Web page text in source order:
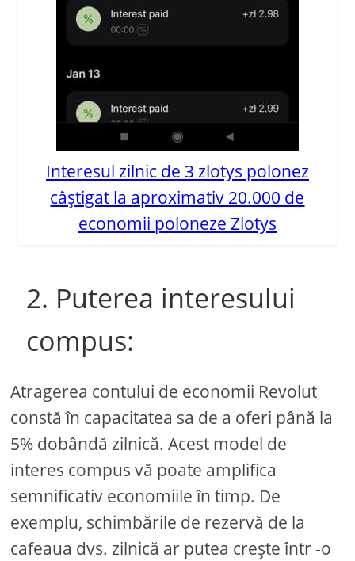
Interesul zilnic de 3 zlotys polonez
câștigat la aproximativ 20.000 de
economii poloneze Zlotys
2. Puterea interesului
compus:
Atragerea contului de economii Revolut
constă în capacitatea sa de a oferi până la
5% dobândă zilnică. Acest model de
interes compus vă poate amplifica
semnificativ economiile în timp. De
exemplu, schimbările de rezervă de la
cafeaua dvs. zilnică ar putea crește într -o